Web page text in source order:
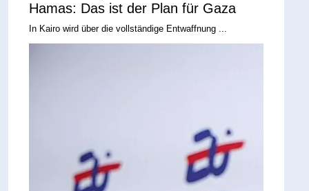
Hamas: Das ist der Plan für Gaza
In Kairo wird über die vollständige Entwaffnung ...